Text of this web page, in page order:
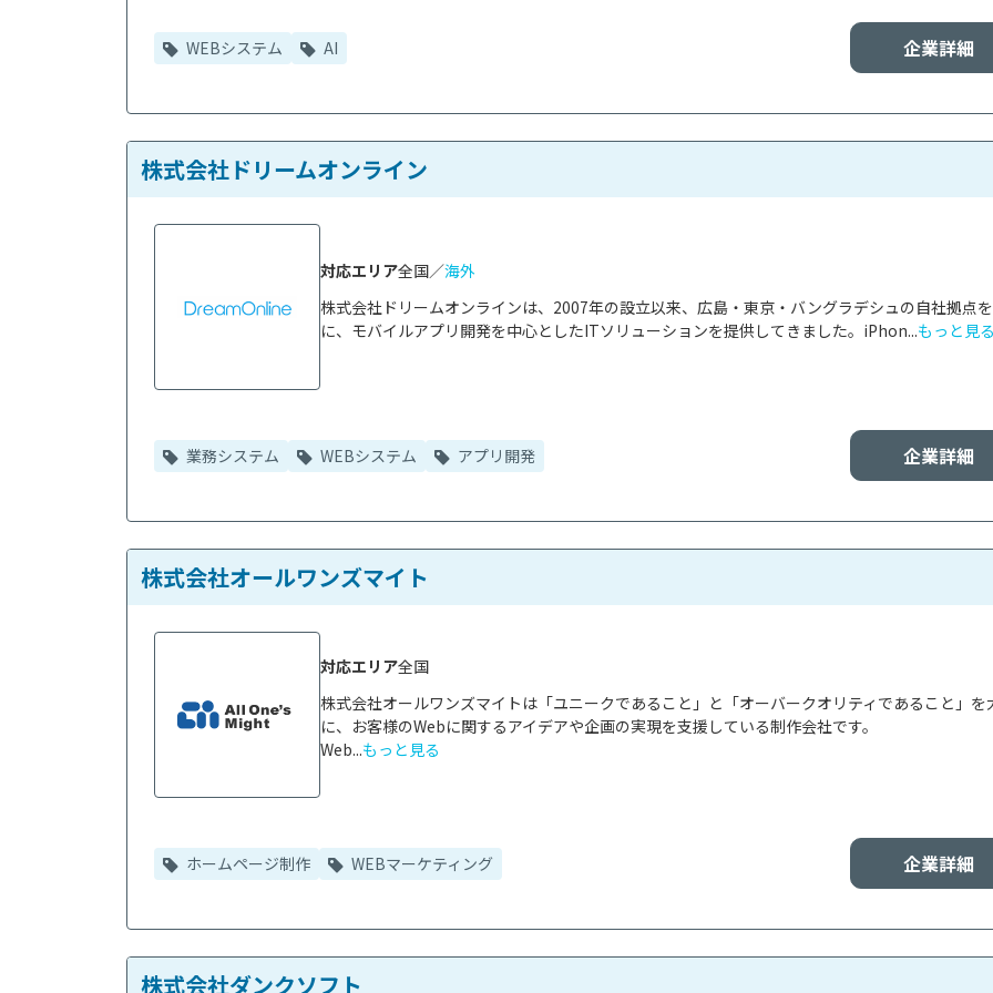
企業詳細
WEBシステム AI
株式会社ドリームオンライン
株式会社ドリームオンラインは、2007年の設立以来、広島・東京・バングラデシュの自社拠点
に、モバイルアプリ開発を中心としたITソリューションを提供してきました。iPhon...もっと見
対応エリア全国／海外
企業詳細
業務システム WEBシステム アプリ開発
株式会社オールワンズマイト
株式会社オールワンズマイトは「ユニークであること」と「オーバークオリティであること」を
に、お客様のWebに関するアイデアや企画の実現を支援している制作会社です。
Web...もっと見る
対応エリア全国
企業詳細
ホームページ制作 WEBマーケティング
株式会社ダンクソフト